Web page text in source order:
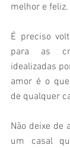
melhor e feliz.
É preciso
para as
idealizadas
amor é o
de qualquer
Não deixe de
um casal